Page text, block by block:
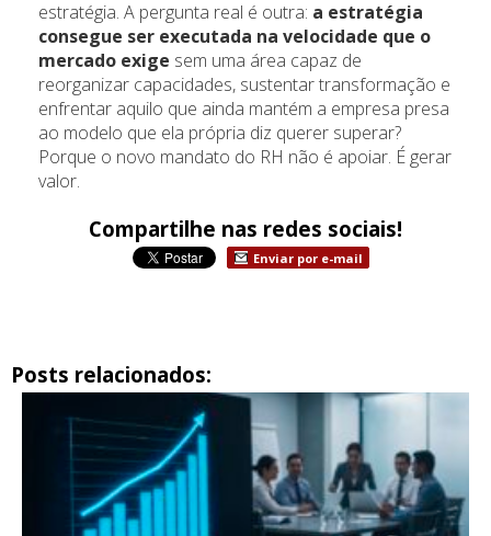
estratégia. A pergunta real é outra: a estratégia
consegue ser executada na velocidade que o
mercado exige sem uma área capaz de
reorganizar capacidades, sustentar transformação e
enfrentar aquilo que ainda mantém a empresa presa
ao modelo que ela própria diz querer superar?
Porque o novo mandato do RH não é apoiar. É gerar
valor.
Compartilhe nas redes sociais!
Enviar por e-mail
Posts relacionados: